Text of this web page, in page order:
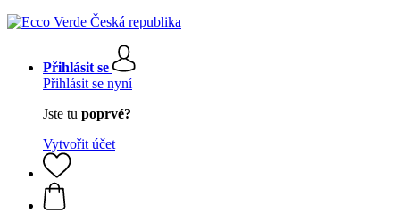
Přihlásit se
Přihlásit se nyní
Jste tu poprvé?
Vytvořit účet